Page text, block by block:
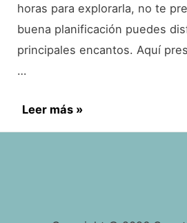
horas para explorarla, no te
buena planificación puedes
principales encantos. Aquí
…
Qué
ver
Leer más »